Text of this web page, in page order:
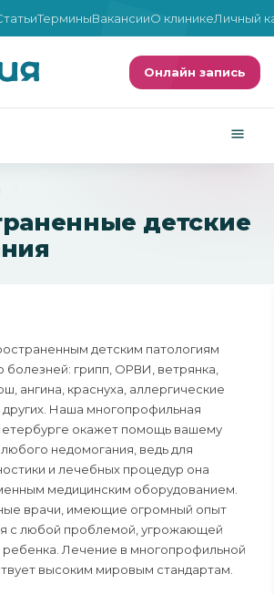
ТерминыВакансииО клиникеЛичный
Онлайн запись
детские
детским патологиям
болезней: грипп, ОРВИ, ветрянка,
ангина, краснуха, аллергические
Наша многопрофильная
окажет помощь вашему
недомогания, ведь для
и лечебных процедур она
медицинским оборудованием.
врачи, имеющие огромный опыт
с любой проблемой, угрожающей
Лечение в многопрофильной
высоким мировым стандартам.